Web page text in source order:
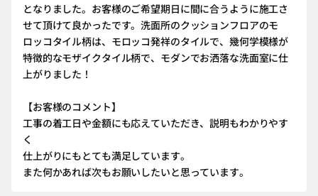
となりました。お客様のご希望期日に間に合うように施工さ
せて頂けて良かったです。洗面所のクッションフロアのモ
ロッコタイル柄は、モロッコ発祥のタイルで、幾何学模様が
特徴的なモザイクタイル柄で、モダンでお洒落な洗面室に仕
上がりました！
【お客様のコメント】
工事の着工日や金額にも応えていただき、説明もわかりやす
く
仕上がりにもとても満足しています。
また何かあれば次もお願いしたいと思っています。